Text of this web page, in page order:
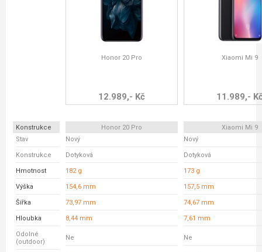
Honor 20 Pro
12.989,- Kč
Xiaomi Mi 9
11.989,-
Konstrukce Honor 20 Pro
Xiaomi Mi 9
Stav
Nový Nový
Konstrukce Dotyková Dotyková
Hmotnost 182 g 173 g
Výška 154,6 mm 157,5 mm
Šířka 73,97 mm 74,67 mm
Hloubka 8,44 mm 7,61 mm
Odolné
(outdoor)
Ne Ne